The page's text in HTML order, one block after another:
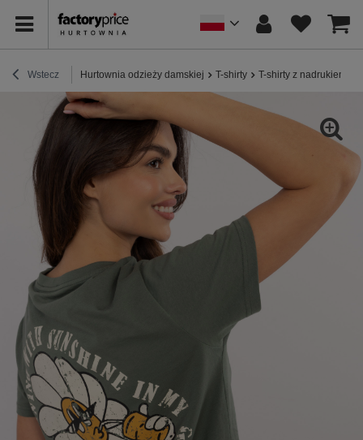
Wstecz Hurtownia odzieży damskiej T-shirty T-shirty z nadrukiem